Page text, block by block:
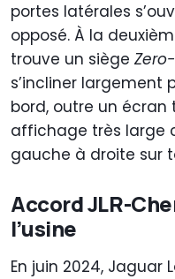
portes latérales
opposé. À la
trouve un siège
s’incliner largement
bord, outre un
affichage très large
gauche à droite sur
Accord JLR-
l’usine
En juin 2024, Jaguar